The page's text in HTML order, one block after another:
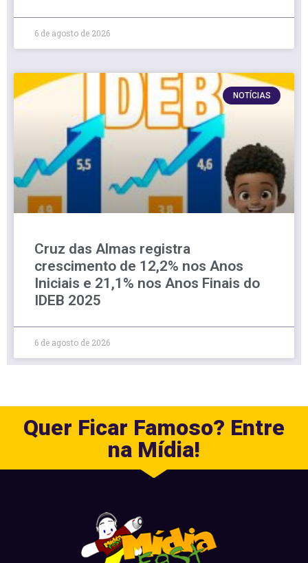
6 de agosto de 2026
NOTÍCIAS
Cruz das Almas registra
crescimento de 12,2% nos Anos
Iniciais e 21,1% nos Anos Finais do
IDEB 2025
6 de agosto de 2026
Quer Ficar Famoso? Entre
na Mídia!